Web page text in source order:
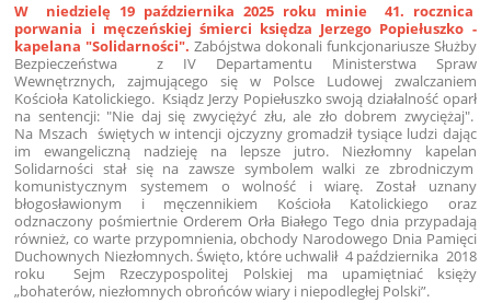
W niedzielę 19 października 2025 roku minie 41. rocznica
porwania i męczeńskiej śmierci księdza Jerzego Popiełuszko -
kapelana "Solidarności". Zabójstwa dokonali funkcjonariusze Służby
Bezpieczeństwa z IV Departamentu Ministerstwa Spraw
Wewnętrznych, zajmującego się w Polsce Ludowej zwalczaniem
Kościoła Katolickiego. Ksiądz Jerzy Popiełuszko swoją działalność oparł
na sentencji: "Nie daj się zwyciężyć złu, ale zło dobrem zwyciężaj".
Na Mszach świętych w intencji ojczyzny gromadził tysiące ludzi dając
im ewangeliczną nadzieję na lepsze jutro. Niezłomny kapelan
Solidarności stał się na zawsze symbolem walki ze zbrodniczym
komunistycznym systemem o wolność i wiarę. Został uznany
błogosławionym i męczennikiem Kościoła Katolickiego oraz
odznaczony pośmiertnie Orderem Orła Białego Tego dnia przypadają
również, co warte przypomnienia, obchody Narodowego Dnia Pamięci
Duchownych Niezłomnych. Święto, które uchwalił 4 października 2018
roku Sejm Rzeczypospolitej Polskiej ma upamiętniać księży
„bohaterów, niezłomnych obrońców wiary i niepodległej Polski”.